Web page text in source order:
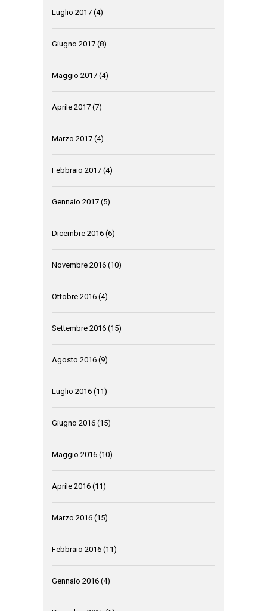
Luglio 2017 (4)
Giugno 2017 (8)
Maggio 2017 (4)
Aprile 2017 (7)
Marzo 2017 (4)
Febbraio 2017 (4)
Gennaio 2017 (5)
Dicembre 2016 (6)
Novembre 2016 (10)
Ottobre 2016 (4)
Settembre 2016 (15)
Agosto 2016 (9)
Luglio 2016 (11)
Giugno 2016 (15)
Maggio 2016 (10)
Aprile 2016 (11)
Marzo 2016 (15)
Febbraio 2016 (11)
Gennaio 2016 (4)